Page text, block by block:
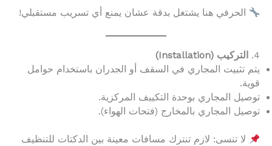
الحرفي هنا يشتغل بدقة عشان يمنع أي تسريب مستقبلي!
4.
التركيب (Installation)
يتم تثبيت المجاري في السقف أو الجدران باستخدام حوامل
قوية.
توصيل المجاري بوحدة التكييف المركزية.
توصيل المجاري بالمخارج (فتحات الهواء).
لا تنسى: لازم تنترك مسافات معينة بين الدكتات للتنظيف